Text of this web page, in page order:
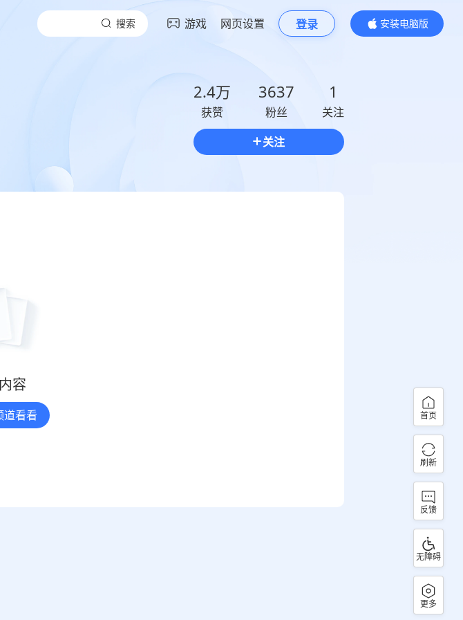
搜索 游戏 网页设置 登录
安装电脑版
内容更精彩
2.4万
获赞
3637
粉丝
1
关注
关注
容
道看看 首页
刷新
反馈
无障碍
更多